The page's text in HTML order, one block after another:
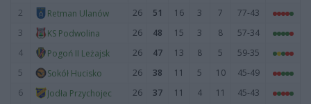
2
Retman Ulanów 26 51 16 3 7
77-43
3
KS Podwolina 26 48 15 3 8
57-34
4
Pogoń II Leżajsk 26 47 13 8 5
59-35
5
Sokół Hucisko 26 38 11 5 10
45-49
6
Jodła Przychojec 26 37 11 4 11
45-43